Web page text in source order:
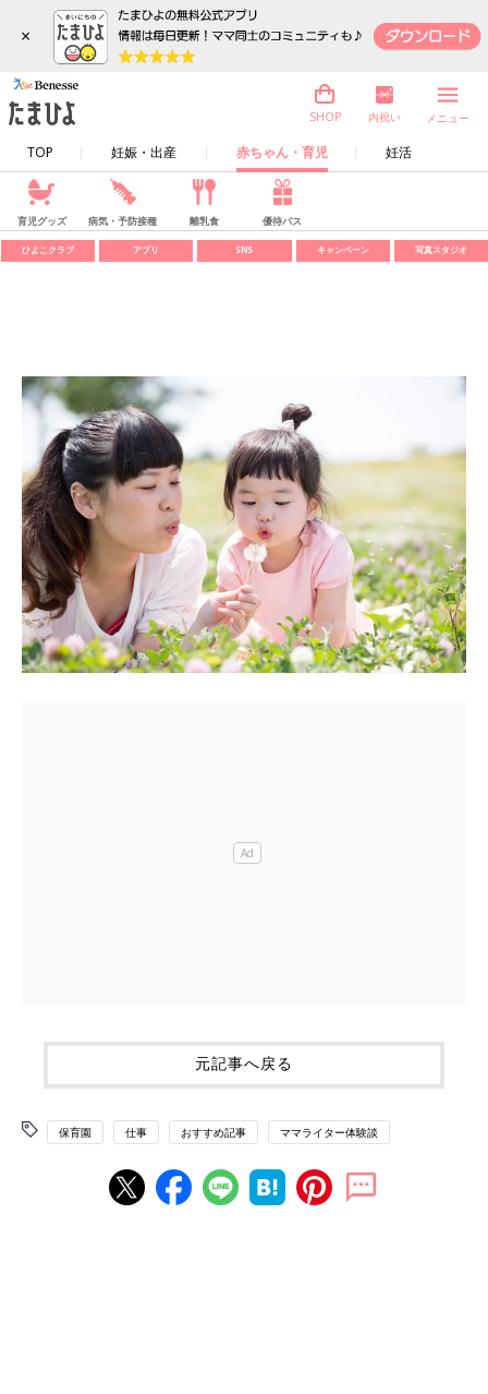
×
TOP 妊娠・出産 赤ちゃん・育児 妊活
SHOP 内祝い メニュー
育児グッズ 病気・予防接種 離乳食 優待パス
ひよこクラブ アプリ SNS キャンペーン 写真スタジオ
元記事へ戻る
保育園 仕事 おすすめ記事 ママライター体験談